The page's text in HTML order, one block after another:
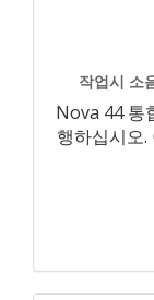
작업시 소
Nova 44 통
행하십시오